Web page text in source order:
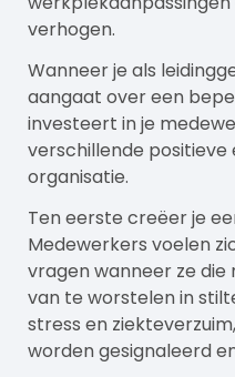
verhogen.
Wanneer je als
aangaat over een
investeert in je
verschillende
organisatie.
Ten eerste creëer je
Medewerkers voelen
vragen wanneer ze die
van te worstelen in
stress en
worden gesignaleerd